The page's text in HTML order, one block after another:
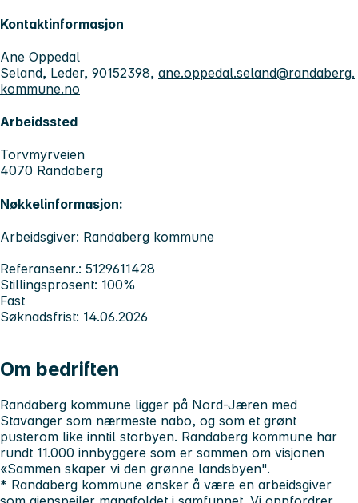
Kontaktinformasjon
Ane Oppedal
Seland, Leder, 90152398, ane.oppedal.seland@randaberg.
kommune.no
Arbeidssted
Torvmyrveien
4070 Randaberg
Nøkkelinformasjon:
Arbeidsgiver: Randaberg kommune
Referansenr.: 5129611428
Stillingsprosent: 100%
Fast
Søknadsfrist: 14.06.2026
Om bedriften
Randaberg kommune ligger på Nord-Jæren med
Stavanger som nærmeste nabo, og som et grønt
pusterom like inntil storbyen. Randaberg kommune har
rundt 11.000 innbyggere som er sammen om visjonen
«Sammen skaper vi den grønne landsbyen".
* Randaberg kommune ønsker å være en arbeidsgiver